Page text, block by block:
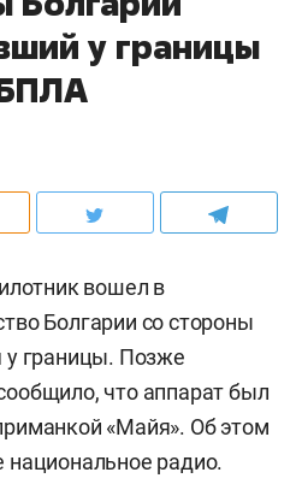
у границы
вошел в
Болгарии со стороны
у границы. Позже
что аппарат был
«Майя». Об этом
национальное радио.